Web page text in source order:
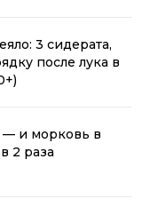
3 сидерата,
после лука в
и морковь в
2 раза